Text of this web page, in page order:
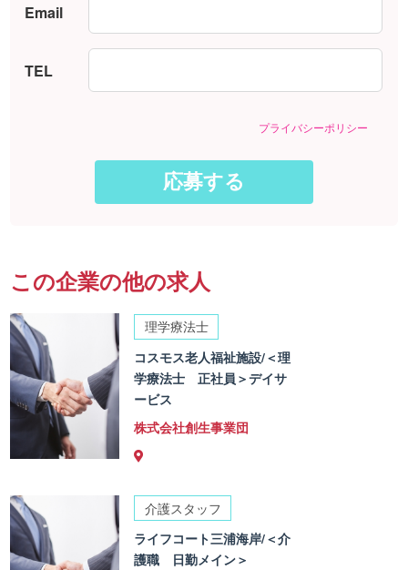
Email
TEL
プライバシーポリシー
この企業の他の求人
理学療法士
コスモス老人福祉施設/＜理
学療法士 正社員＞デイサ
ービス
株式会社創生事業団
介護スタッフ
ライフコート三浦海岸/＜介
護職 日勤メイン＞